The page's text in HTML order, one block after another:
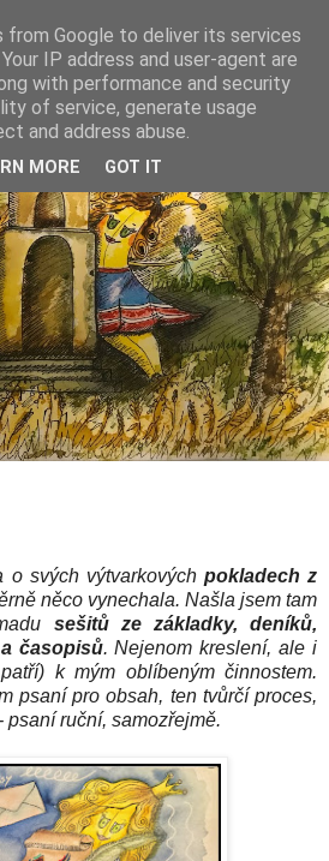
Banana Vypráví
o svých výtvarkových pokladech z
něco vynechala. Našla jsem tam
sešitů ze základky, deníků,
časopisů. Nejenom kreslení, ale i
k mým oblíbeným činnostem.
psaní pro obsah, ten tvůrčí proces,
ruční, samozřejmě.
from Google to deliver its services
IP address and user-agent are
with performance and security
of service, generate usage
and address abuse.
MORE GOT IT